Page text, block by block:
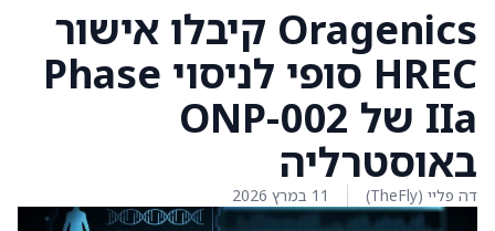
Oragenics קיבלו אישור
HREC סופי לניסוי Phase
IIa של ONP-002
באוסטרליה
דה פליי (TheFly) 11 במרץ 2026